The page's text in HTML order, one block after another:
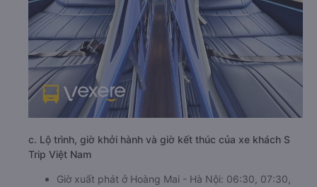
c. Lộ trình, giờ khởi hành và giờ kết thúc của xe khách S
Trip Việt Nam
Giờ xuất phát ở Hoàng Mai - Hà Nội: 06:30, 07:30,